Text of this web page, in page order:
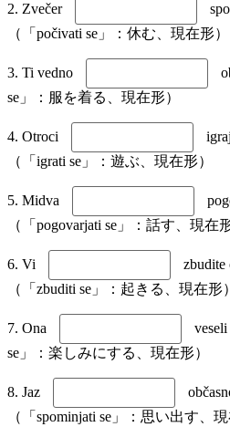
2. Zvečer
（「počivati se」：休む、現在形）
3. Ti vedno
se」：服を着る、現在形）
4. Otroci
（「igrati se」：遊ぶ、現在形）
5. Midva
（「pogovarjati se」：話す、現在形
6. Vi
zbudite
（「zbuditi se」：起きる、現在形）
7. Ona
se」：楽しみにする、現在形）
8. Jaz
（「spominjati se」：思い出す、現